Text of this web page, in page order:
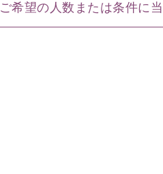
ご希望の人数または条件に